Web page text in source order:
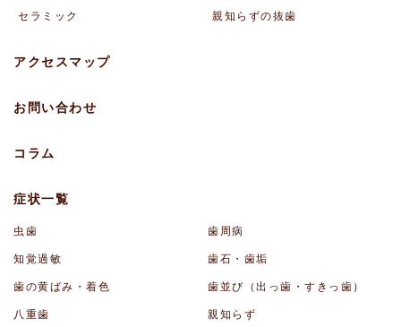
セラミック 親知らずの抜歯
アクセスマップ
お問い合わせ
コラム
症状一覧
虫歯 歯周病
知覚過敏 歯石・歯垢
歯の黄ばみ・着色 歯並び（出っ歯・すきっ歯）
八重歯 親知らず